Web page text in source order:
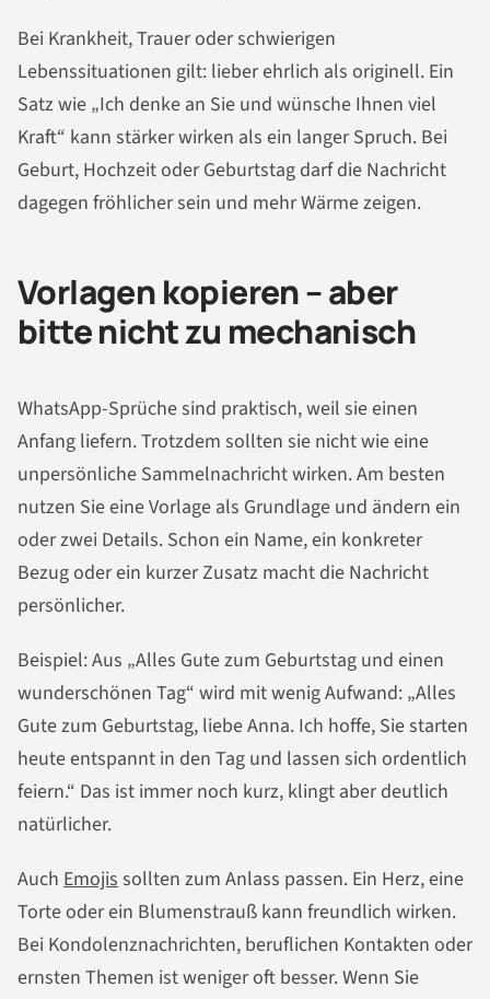
Bei Krankheit, Trauer oder schwierigen
Lebenssituationen gilt: lieber ehrlich als originell. Ein
Satz wie „Ich denke an Sie und wünsche Ihnen viel
Kraft“ kann stärker wirken als ein langer Spruch. Bei
Geburt, Hochzeit oder Geburtstag darf die Nachricht
dagegen fröhlicher sein und mehr Wärme zeigen.
Vorlagen kopieren – aber
bitte nicht zu mechanisch
WhatsApp-Sprüche sind praktisch, weil sie einen
Anfang liefern. Trotzdem sollten sie nicht wie eine
unpersönliche Sammelnachricht wirken. Am besten
nutzen Sie eine Vorlage als Grundlage und ändern ein
oder zwei Details. Schon ein Name, ein konkreter
Bezug oder ein kurzer Zusatz macht die Nachricht
persönlicher.
Beispiel: Aus „Alles Gute zum Geburtstag und einen
wunderschönen Tag“ wird mit wenig Aufwand: „Alles
Gute zum Geburtstag, liebe Anna. Ich hoffe, Sie starten
heute entspannt in den Tag und lassen sich ordentlich
feiern.“ Das ist immer noch kurz, klingt aber deutlich
natürlicher.
Auch Emojis sollten zum Anlass passen. Ein Herz, eine
Torte oder ein Blumenstrauß kann freundlich wirken.
Bei Kondolenznachrichten, beruflichen Kontakten oder
ernsten Themen ist weniger oft besser. Wenn Sie